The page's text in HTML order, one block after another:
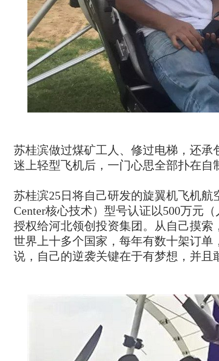
苏桂滨做过煤矿工人、修过电梯，还承
迷上轻型飞机后，一门心思全部扑在自
苏桂滨25日将自己研发的旋翼机飞机航
Center核心技术）型号认证以500万元
授权给河北领创投资集团。从自己摸索
世界上十多个国家，每年有数十架订单
说，自己的逆袭关键在于有梦想，并且